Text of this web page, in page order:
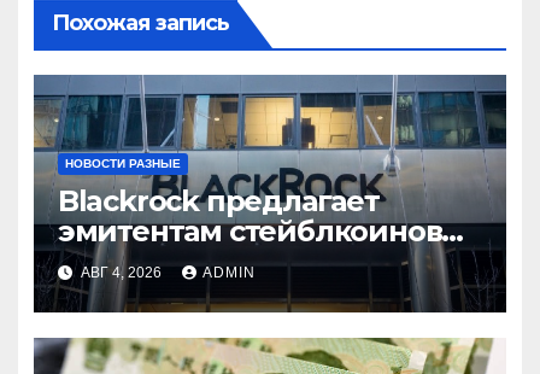
Похожая запись
НОВОСТИ РАЗНЫЕ
Blackrock предлагает
эмитентам стейблкоинов
два токенизированных
фонда денежного рынка
АВГ 4, 2026 ADMIN